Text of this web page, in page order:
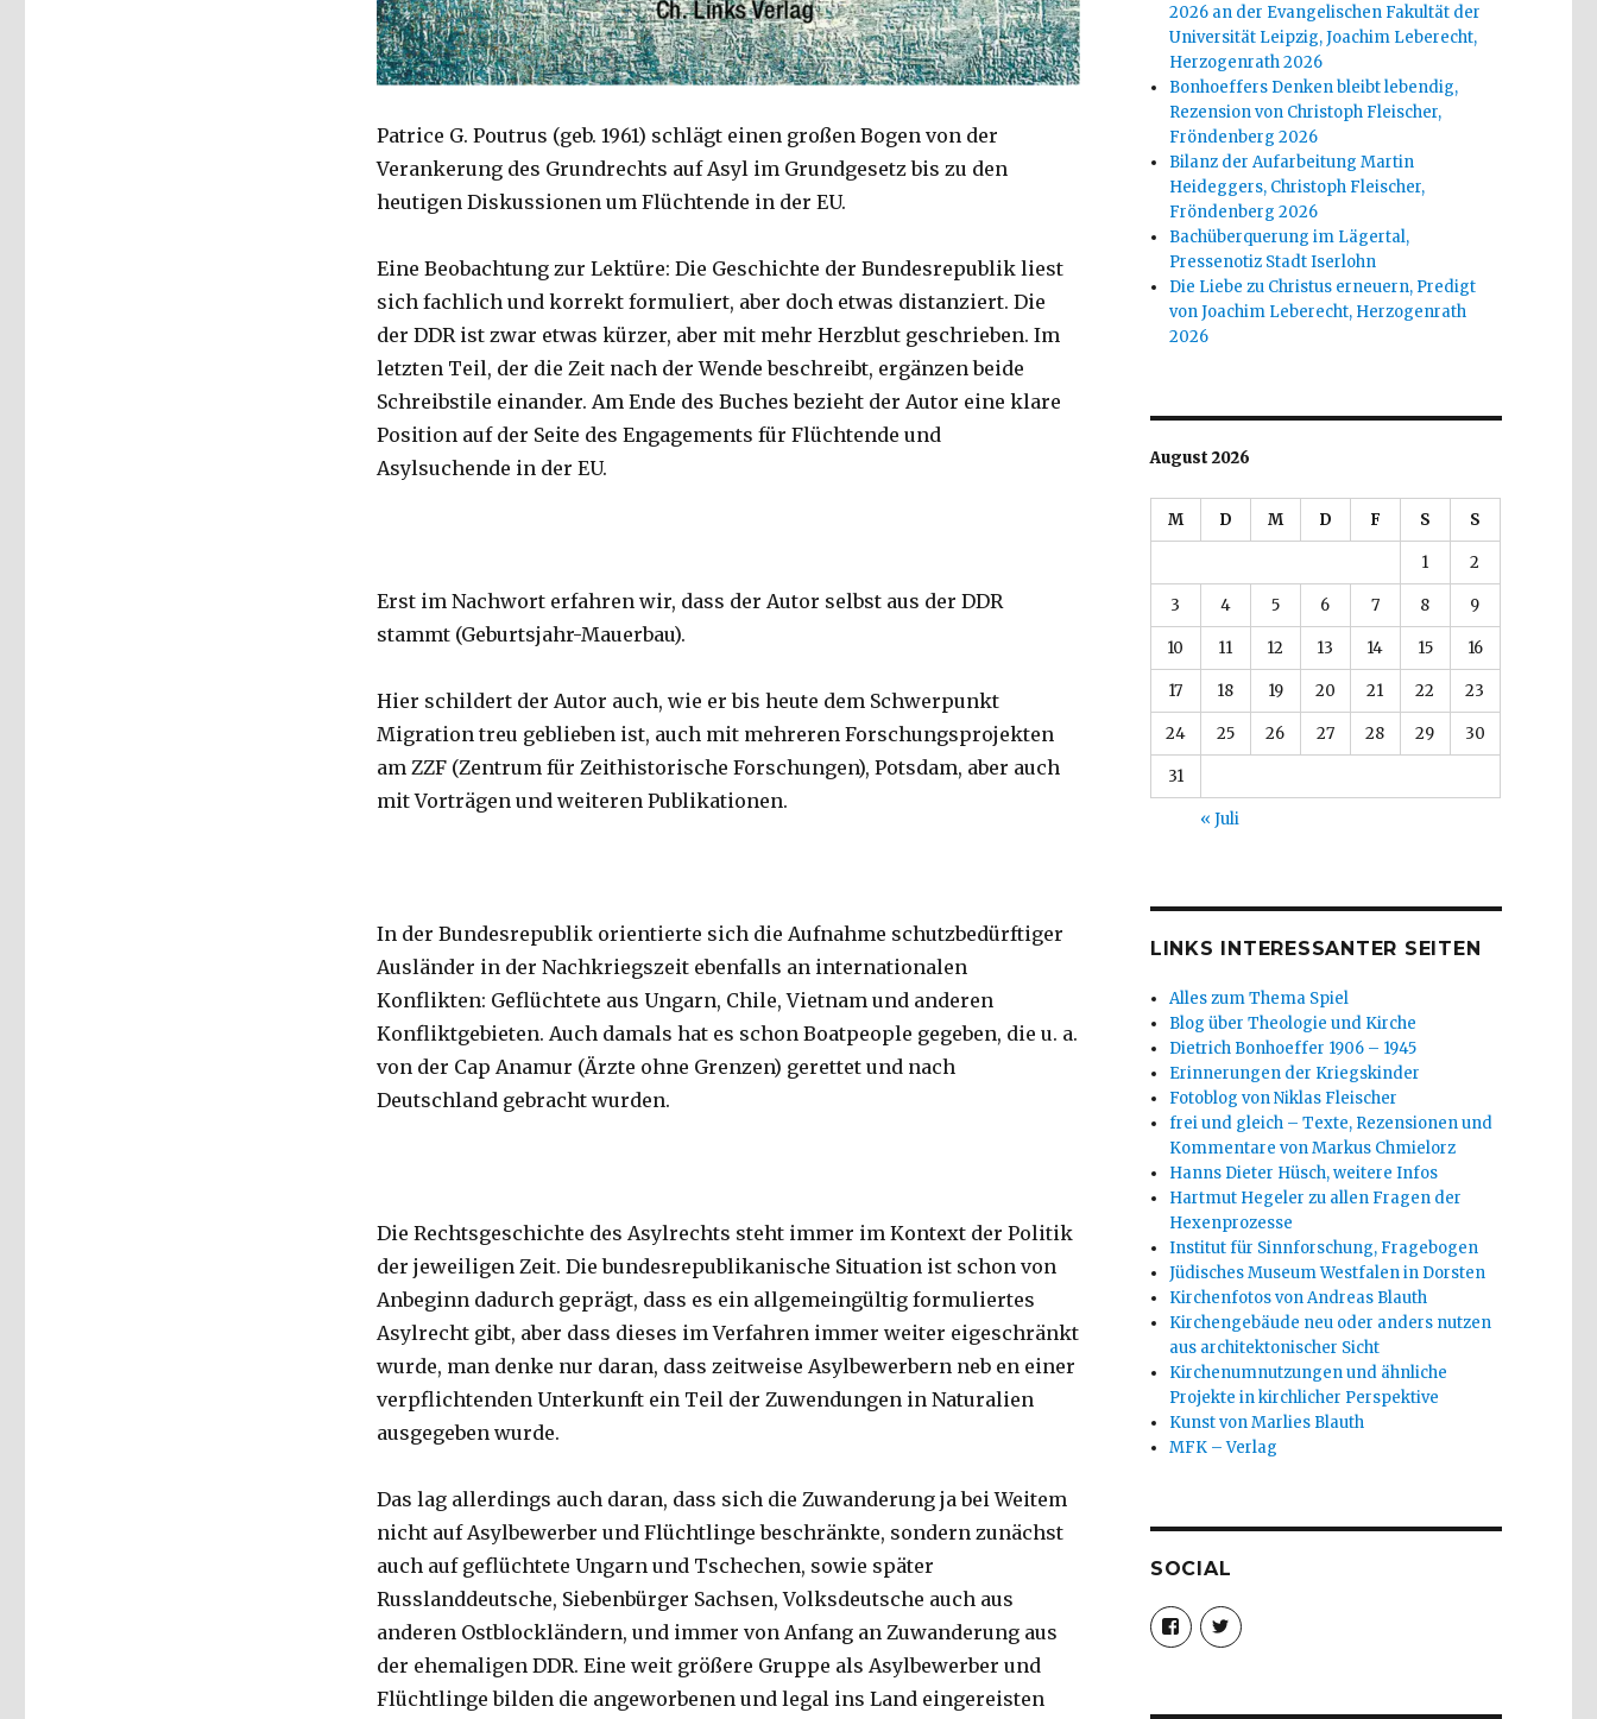
Patrice G. Poutrus (geb. 1961) schlägt einen großen Bogen von der
Verankerung des Grundrechts auf Asyl im Grundgesetz bis zu den
heutigen Diskussionen um Flüchtende in der EU.
Eine Beobachtung zur Lektüre: Die Geschichte der Bundesrepublik liest
sich fachlich und korrekt formuliert, aber doch etwas distanziert. Die
der DDR ist zwar etwas kürzer, aber mit mehr Herzblut geschrieben. Im
letzten Teil, der die Zeit nach der Wende beschreibt, ergänzen beide
Schreibstile einander. Am Ende des Buches bezieht der Autor eine klare
Position auf der Seite des Engagements für Flüchtende und
Asylsuchende in der EU.
Erst im Nachwort erfahren wir, dass der Autor selbst aus der DDR
stammt (Geburtsjahr-Mauerbau).
Hier schildert der Autor auch, wie er bis heute dem Schwerpunkt
Migration treu geblieben ist, auch mit mehreren Forschungsprojekten
am ZZF (Zentrum für Zeithistorische Forschungen), Potsdam, aber auch
mit Vorträgen und weiteren Publikationen.
In der Bundesrepublik orientierte sich die Aufnahme schutzbedürftiger
Ausländer in der Nachkriegszeit ebenfalls an internationalen
Konflikten: Geflüchtete aus Ungarn, Chile, Vietnam und anderen
Konfliktgebieten. Auch damals hat es schon Boatpeople gegeben, die u. a.
von der Cap Anamur (Ärzte ohne Grenzen) gerettet und nach
Deutschland gebracht wurden.
Die Rechtsgeschichte des Asylrechts steht immer im Kontext der Politik
der jeweiligen Zeit. Die bundesrepublikanische Situation ist schon von
Anbeginn dadurch geprägt, dass es ein allgemeingültig formuliertes
Asylrecht gibt, aber dass dieses im Verfahren immer weiter eigeschränkt
wurde, man denke nur daran, dass zeitweise Asylbewerbern neb en einer
verpflichtenden Unterkunft ein Teil der Zuwendungen in Naturalien
ausgegeben wurde.
Das lag allerdings auch daran, dass sich die Zuwanderung ja bei Weitem
nicht auf Asylbewerber und Flüchtlinge beschränkte, sondern zunächst
auch auf geflüchtete Ungarn und Tschechen, sowie später
Russlanddeutsche, Siebenbürger Sachsen, Volksdeutsche auch aus
anderen Ostblockländern, und immer von Anfang an Zuwanderung aus
der ehemaligen DDR. Eine weit größere Gruppe als Asylbewerber und
Flüchtlinge bilden die angeworbenen und legal ins Land eingereisten
2026 an der Evangelischen Fakultät der
Universität Leipzig, Joachim Leberecht,
Herzogenrath 2026
Bonhoeffers Denken bleibt lebendig,
Rezension von Christoph Fleischer,
Fröndenberg 2026
Bilanz der Aufarbeitung Martin
Heideggers, Christoph Fleischer,
Fröndenberg 2026
Bachüberquerung im Lägertal,
Pressenotiz Stadt Iserlohn
Die Liebe zu Christus erneuern, Predigt
von Joachim Leberecht, Herzogenrath
2026
August 2026
M D M D F S S
1 2
3 4 5 6 7 8 9
10 11 12 13 14 15 16
17 18 19 20 21 22 23
24 25 26 27 28 29 30
31
« Juli
LINKS INTERESSANTER SEITEN
Alles zum Thema Spiel
Blog über Theologie und Kirche
Dietrich Bonhoeffer 1906 – 1945
Erinnerungen der Kriegskinder
Fotoblog von Niklas Fleischer
frei und gleich – Texte, Rezensionen und
Kommentare von Markus Chmielorz
Hanns Dieter Hüsch, weitere Infos
Hartmut Hegeler zu allen Fragen der
Hexenprozesse
Institut für Sinnforschung, Fragebogen
Jüdisches Museum Westfalen in Dorsten
Kirchenfotos von Andreas Blauth
Kirchengebäude neu oder anders nutzen
aus architektonischer Sicht
Kirchenumnutzungen und ähnliche
Projekte in kirchlicher Perspektive
Kunst von Marlies Blauth
MFK – Verlag
SOCIAL
Profil
von
christoph.fleischer1
anzeigen
Profil
von
anzeigen